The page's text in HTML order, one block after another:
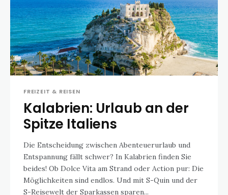
FREIZEIT & REISEN
Kalabrien: Urlaub an der
Spitze Italiens
Die Entscheidung zwischen Abenteuerurlaub und
Entspannung fällt schwer? In Kalabrien finden Sie
beides! Ob Dolce Vita am Strand oder Action pur: Die
Möglichkeiten sind endlos. Und mit S-Quin und der
S-Reisewelt der Sparkassen sparen...